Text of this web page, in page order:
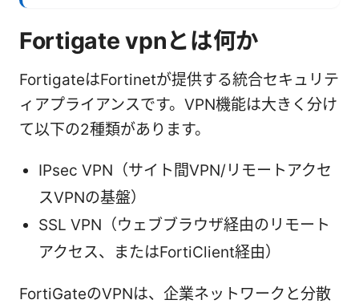
Fortigate vpnとは何か
FortigateはFortinetが提供する統合セキュリテ
ィアプライアンスです。VPN機能は大きく分け
て以下の2種類があります。
IPsec VPN（サイト間VPN/リモートアクセ
スVPNの基盤）
SSL VPN（ウェブブラウザ経由のリモート
アクセス、またはFortiClient経由）
FortiGateのVPNは、企業ネットワークと分散